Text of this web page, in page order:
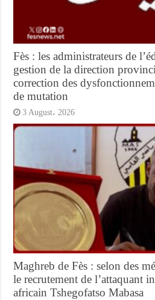
Fès : les administrateurs de
gestion de la direction
correction des
de mutation
3 August، 2026
Maghreb de Fès : selon des
le recrutement de l’attaquant
africain Tshegofatso Mabasa